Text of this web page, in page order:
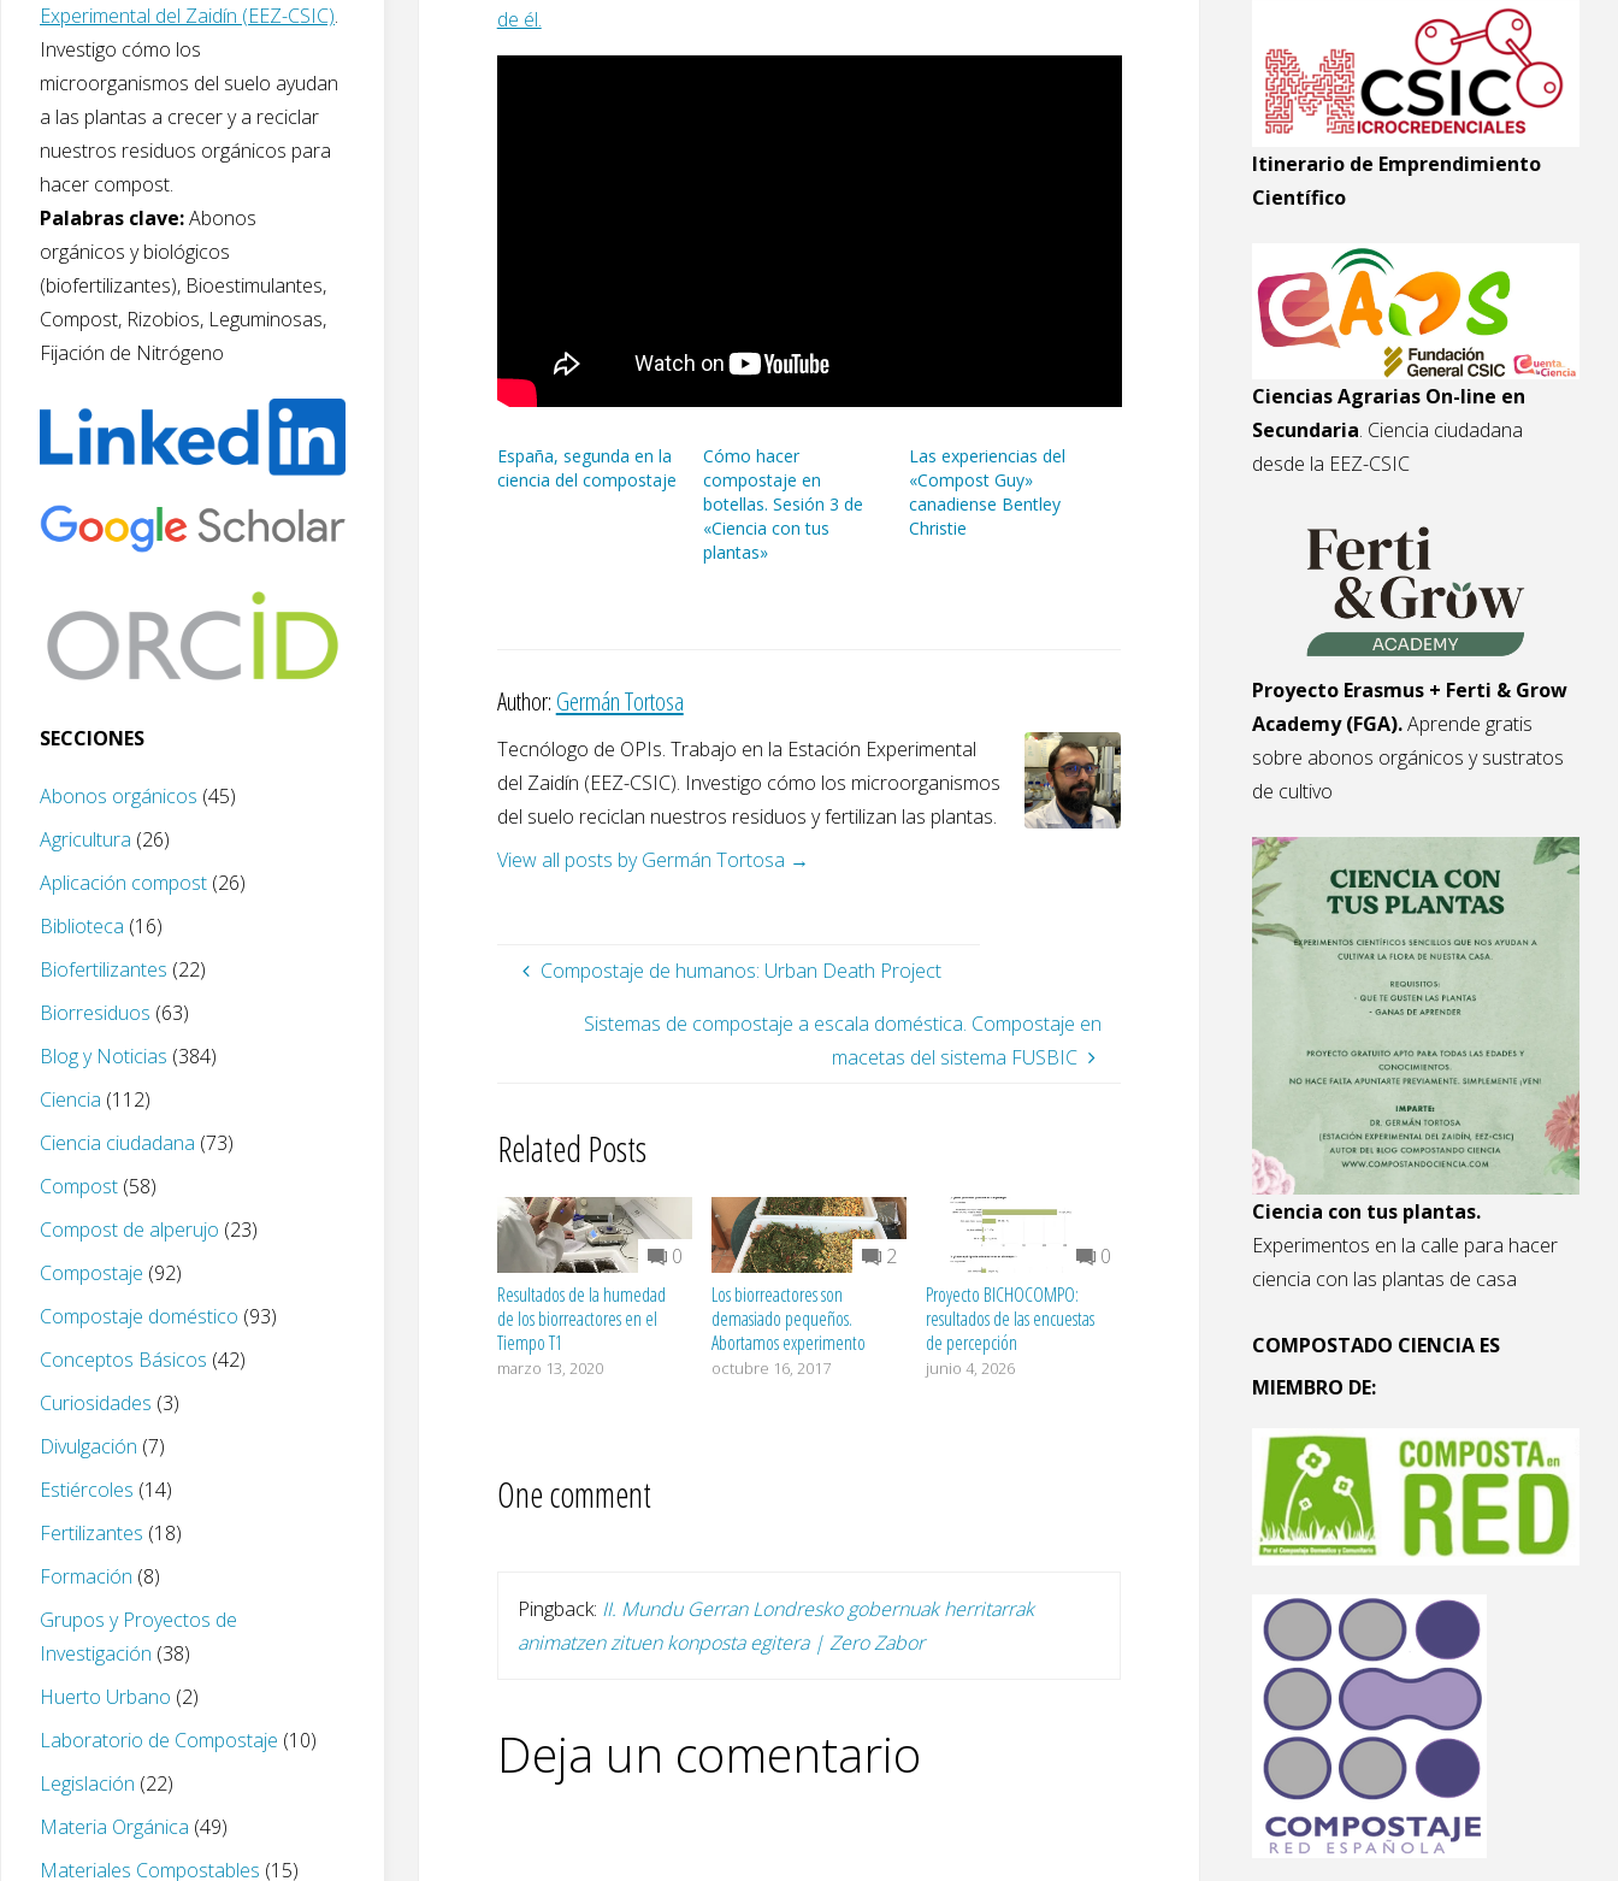
de él.
España, segunda en la
ciencia del compostaje
Cómo hacer
compostaje en
botellas. Sesión 3 de
«Ciencia con tus
plantas»
Las experiencias del
«Compost Guy»
canadiense Bentley
Christie
Author: Germán Tortosa
Tecnólogo de OPIs. Trabajo en la Estación Experimental
del Zaidín (EEZ-CSIC). Investigo cómo los microorganismos
del suelo reciclan nuestros residuos y fertilizan las plantas.
View all posts by Germán Tortosa →
Compostaje de humanos: Urban Death Project
Sistemas de compostaje a escala doméstica. Compostaje en
macetas del sistema FUSBIC
Related Posts
0
Resultados de la humedad
de los biorreactores en el
Tiempo T1
marzo 13, 2020
2
Los biorreactores son
demasiado pequeños.
Abortamos experimento
octubre 16, 2017
0
Proyecto BICHOCOMPO:
resultados de las encuestas
de percepción
junio 4, 2026
One comment
Pingback: II. Mundu Gerran Londresko gobernuak herritarrak
animatzen zituen konposta egitera | Zero Zabor
Deja un comentario
Experimental del Zaidín (EEZ-CSIC).
Investigo cómo los
microorganismos del suelo ayudan
a las plantas a crecer y a reciclar
nuestros residuos orgánicos para
hacer compost.
Palabras clave:Abonos
orgánicos y biológicos
(biofertilizantes), Bioestimulantes,
Compost, Rizobios, Leguminosas,
Fijación de Nitrógeno
SECCIONES
Abonos orgánicos (45)
Agricultura (26)
Aplicación compost (26)
Biblioteca (16)
Biofertilizantes (22)
Biorresiduos (63)
Blog y Noticias (384)
Ciencia (112)
Ciencia ciudadana (73)
Compost (58)
Compost de alperujo (23)
Compostaje (92)
Compostaje doméstico (93)
Conceptos Básicos (42)
Curiosidades (3)
Divulgación (7)
Estiércoles (14)
Fertilizantes (18)
Formación (8)
Grupos y Proyectos de
Investigación (38)
Huerto Urbano (2)
Laboratorio de Compostaje (10)
Legislación (22)
Materia Orgánica (49)
Materiales Compostables (15)
Itinerario de Emprendimiento
Científico
Ciencias Agrarias On-line en
Secundaria. Ciencia ciudadana
desde la EEZ-CSIC
Proyecto Erasmus + Ferti & Grow
Academy (FGA).Aprende gratis
sobre abonos orgánicos y sustratos
de cultivo
Ciencia con tus plantas.
Experimentos en la calle para hacer
ciencia con las plantas de casa
COMPOSTADO CIENCIA ES
MIEMBRO DE: